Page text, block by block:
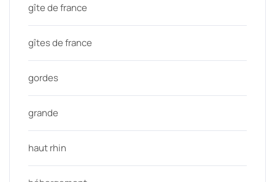
gîte de france
gîtes de france
gordes
grande
haut rhin